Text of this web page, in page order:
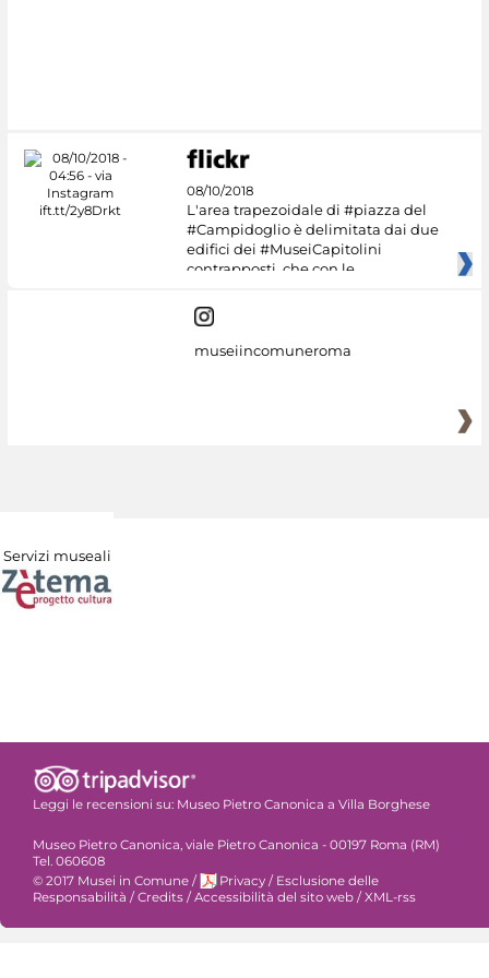
08/10/2018
L'area trapezoidale di #piazza del
#Campidoglio è delimitata dai due
edifici dei #MuseiCapitolini
contrapposti, che con le
museiincomuneroma
Servizi museali
Leggi le recensioni su: Museo Pietro Canonica a Villa Borghese
Museo Pietro Canonica, viale Pietro Canonica - 00197 Roma (RM)
Tel. 060608
© 2017 Musei in Comune / Privacy / Esclusione delle
Responsabilità / Credits / Accessibilità del sito web / XML-rss